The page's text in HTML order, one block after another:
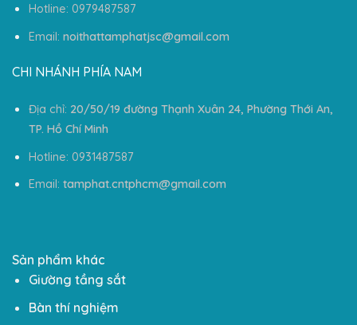
Hotline: 0979487587
Email: noithattamphatjsc@gmail.com
CHI NHÁNH PHÍA NAM
Địa chỉ: 20/50/19 đường Thạnh Xuân 24, Phường Thới An,
TP. Hồ Chí Minh
Hotline: 0931487587
Email: tamphat.cntphcm@gmail.com
Sản phẩm khác
Giường tầng sắt
Bàn thí nghiệm